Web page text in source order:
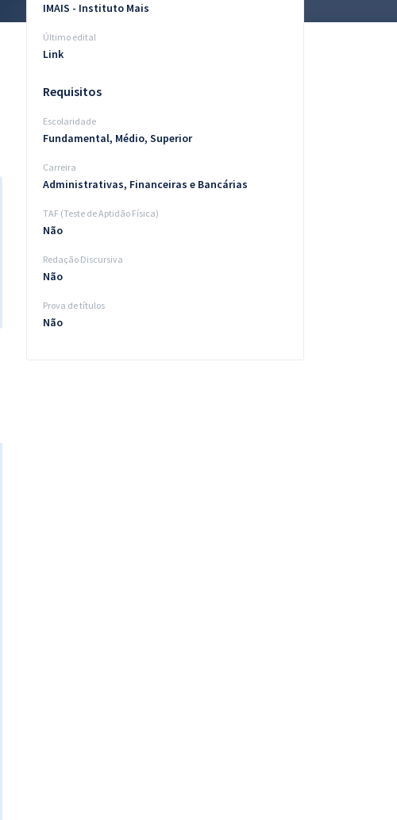
IMAIS - Instituto Mais
Último edital
Link
Requisitos
Escolaridade
Fundamental, Médio, Superior
Carreira
Administrativas, Financeiras e Bancárias
TAF (Teste de Aptidão Física)
Não
Redação Discursiva
Não
Prova de títulos
Não